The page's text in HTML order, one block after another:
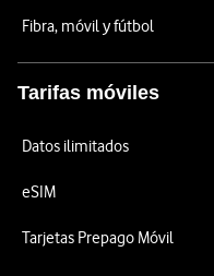
Fibra, móvil y fútbol
Tarifas móviles
Datos ilimitados
eSIM
Tarjetas Prepago Móvil